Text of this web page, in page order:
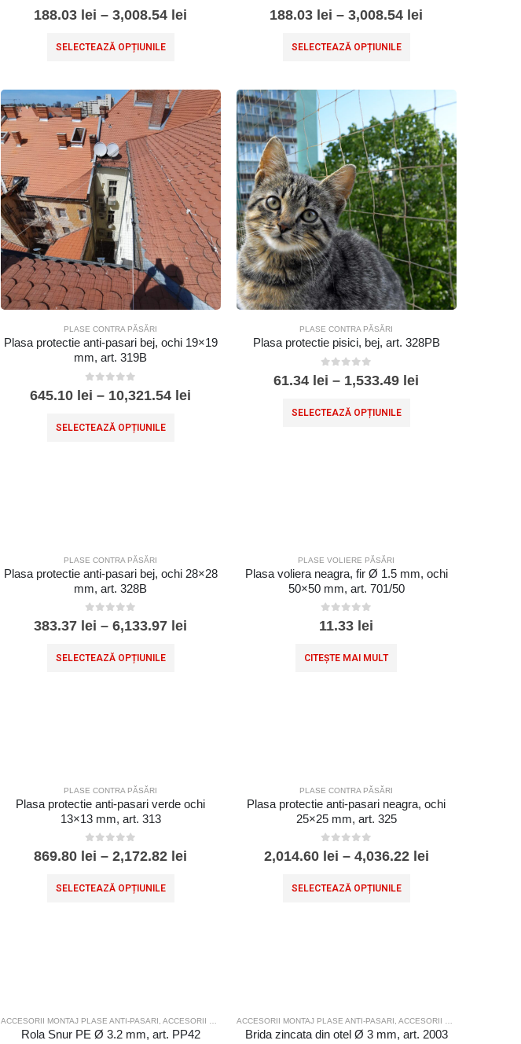
out of 5
188.03 lei –3,008.54 lei
SELECTEAZĂ OPȚIUNILE
out of 5
188.03 lei –3,008.54 lei
SELECTEAZĂ OPȚIUNILE
PLASE CONTRA PĂSĂRI
Plasa protectie anti-pasari bej, ochi 19×19
mm, art. 319B
0
645.10 lei – 10,321.54 lei
SELECTEAZĂ OPȚIUNILE
PLASE CONTRA PĂSĂRI
Plasa protectie pisici, bej, art. 328PB
0
61.34 lei – 1,533.49 lei
SELECTEAZĂ OPȚIUNILE
PLASE CONTRA PĂSĂRI
Plasa protectie anti-pasari bej, ochi 28×28
mm, art. 328B
out of 5
383.37 lei –6,133.97 lei
SELECTEAZĂ OPȚIUNILE
PLASE VOLIERE PĂSĂRI
Plasa voliera neagra, fir Ø 1.5 mm, ochi
50×50 mm, art. 701/50
0 out of 5
11.33 lei
CITEȘTE MAI MULT
PLASE CONTRA PĂSĂRI
Plasa protectie anti-pasari verde ochi
13×13 mm, art. 313
out of 5
869.80 lei –2,172.82 lei
SELECTEAZĂ OPȚIUNILE
PLASE CONTRA PĂSĂRI
Plasa protectie anti-pasari neagra, ochi
25×25 mm, art. 325
0 out of 5
2,014.60 lei – 4,036.22 lei
SELECTEAZĂ OPȚIUNILE
ACCESORII MONTAJ PLASE ANTI-PASARI ACCESORII MONTAJ PLASE SPORT
Rola Snur PE Ø 3.2 mm, art. PP42
ACCESORII MONTAJ PLASE ANTI-PASARI ACCESORII MONTAJ PLASE SPORT
Brida zincata din otel Ø 3 mm, art. 2003